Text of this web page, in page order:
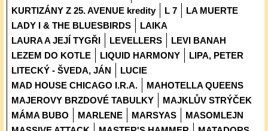
KURTIZÁNY Z 25. AVENUE kredity
L 7
LA MUERTE
LADY I & THE BLUESBIRDS
LAIKA
LAURA A JEJÍ TYGŘI
LEVELLERS
LEVI BANAH
LEZEM DO KOTLE
LIQUID HARMONY
LIPA, PETER
LITECKÝ - ŠVEDA, JÁN
LUCIE
MAD HOUSE CHICAGO I.R.A.
MAHOTELLA QUEENS
MAJEROVY BRZDOVÉ TABULKY
MAJKLŮV STRÝČEK
MÁMA BUBO
MARLENE MARSYAS
MASOMLEJN